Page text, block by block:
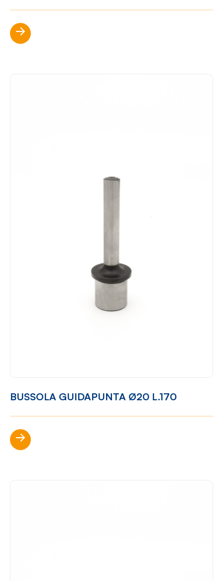
Scopri di più
BUSSOLA GUIDAPUNTA Ø20 L.170
Scopri di più